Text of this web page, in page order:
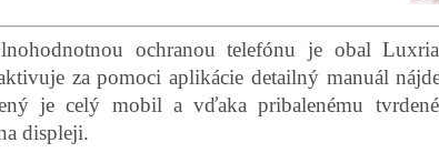
ochranou telefónu je obal Luxria
za pomoci aplikácie detailný manuál
je celý mobil a vďaka pribalenému
displeji.